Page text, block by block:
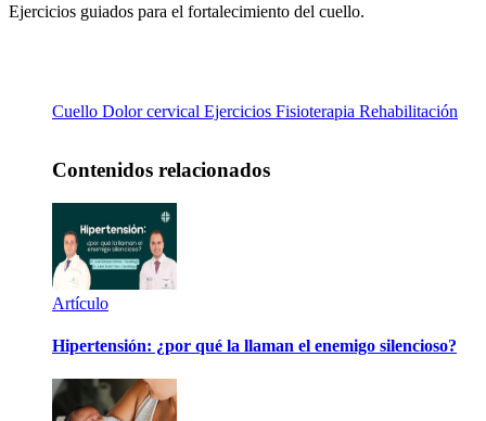
Ejercicios guiados para el fortalecimiento del cuello.
Cuello Dolor cervical Ejercicios Fisioterapia Rehabilitación
Contenidos relacionados
Artículo
Hipertensión: ¿por qué la llaman el enemigo silencioso?